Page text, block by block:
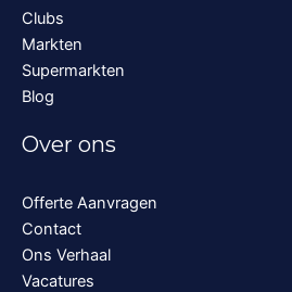
Clubs
Markten
Supermarkten
Blog
Over ons
Offerte Aanvragen
Contact
Ons Verhaal
Vacatures